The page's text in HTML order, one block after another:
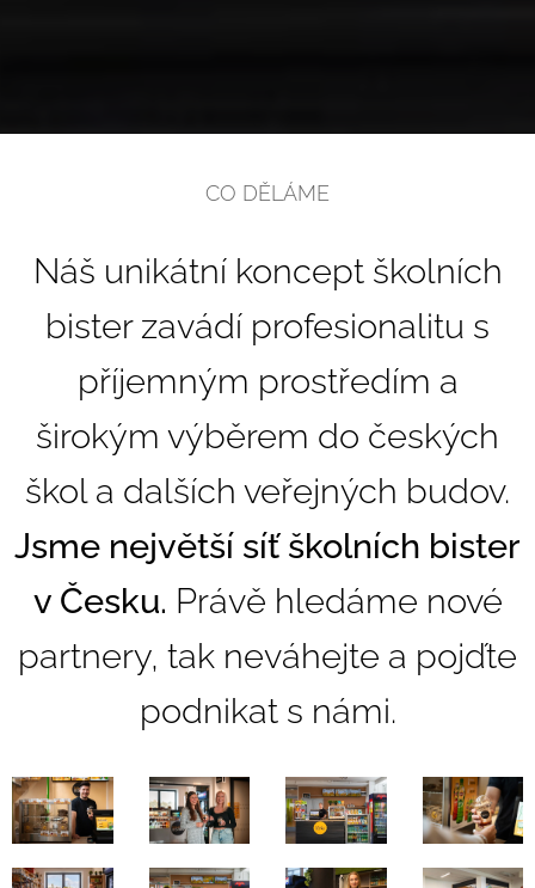
CO DĚLÁME
Náš unikátní koncept školních
bister zavádí profesionalitu s
příjemným prostředím a
širokým výběrem do českých
škol a dalších veřejných budov.
Jsme největší síť školních bister
v Česku. Právě hledáme nové
partnery, tak neváhejte a pojďte
podnikat s námi.